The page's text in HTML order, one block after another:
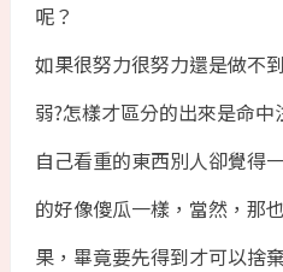
呢？
如果很努力很努力還是做不
弱?怎樣才區分的出來是命中
自己看重的東西別人卻覺得
的好像傻瓜一樣，當然，那
果，畢竟要先得到才可以捨